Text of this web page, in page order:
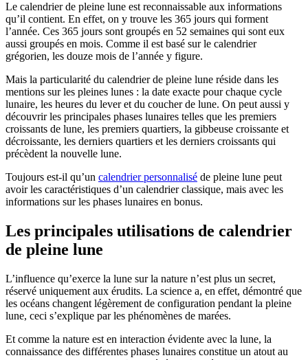
Le calendrier de pleine lune est reconnaissable aux informations
qu’il contient. En effet, on y trouve les 365 jours qui forment
l’année. Ces 365 jours sont groupés en 52 semaines qui sont eux
aussi groupés en mois. Comme il est basé sur le calendrier
grégorien, les douze mois de l’année y figure.
Mais la particularité du calendrier de pleine lune réside dans les
mentions sur les pleines lunes : la date exacte pour chaque cycle
lunaire, les heures du lever et du coucher de lune. On peut aussi y
découvrir les principales phases lunaires telles que les premiers
croissants de lune, les premiers quartiers, la gibbeuse croissante et
décroissante, les derniers quartiers et les derniers croissants qui
précèdent la nouvelle lune.
Toujours est-il qu’un calendrier personnalisé de pleine lune peut
avoir les caractéristiques d’un calendrier classique, mais avec les
informations sur les phases lunaires en bonus.
Les principales utilisations de calendrier
de pleine lune
L’influence qu’exerce la lune sur la nature n’est plus un secret,
réservé uniquement aux érudits. La science a, en effet, démontré que
les océans changent légèrement de configuration pendant la pleine
lune, ceci s’explique par les phénomènes de marées.
Et comme la nature est en interaction évidente avec la lune, la
connaissance des différentes phases lunaires constitue un atout au